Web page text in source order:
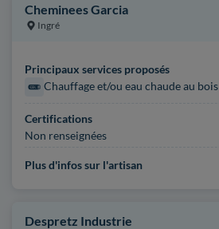
Cheminees Garcia
Ingré
Principaux services proposés
Chauffage et/ou eau chaude au bois
Certifications
Non renseignées
Plus d'infos sur l'artisan
Despretz Industrie